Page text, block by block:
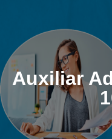
Auxiliar